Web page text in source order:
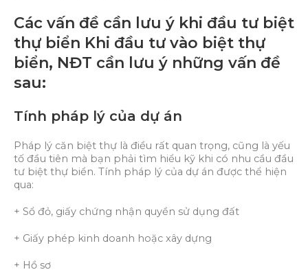
Các vấn đề cần lưu ý khi đầu tư biệt
thự biển Khi đầu tư vào biệt thự
biển, NĐT cần lưu ý những vấn đề
sau:
Tính pháp lý của dự án
Pháp lý căn biệt thự là điều rất quan trọng, cũng là yếu
tố đầu tiên mà bạn phải tìm hiểu kỹ khi có nhu cầu đầu
tư biệt thự biển. Tính pháp lý của dự án được thể hiện
qua:
+ Sổ đỏ, giấy chứng nhận quyền sử dụng đất
+ Giấy phép kinh doanh hoặc xây dựng
+ Hồ sơ